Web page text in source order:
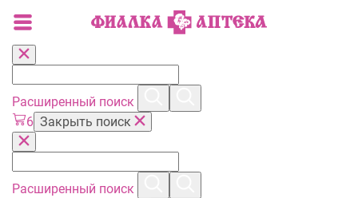
Расширенный поиск
6 Закрыть поиск
Расширенный поиск